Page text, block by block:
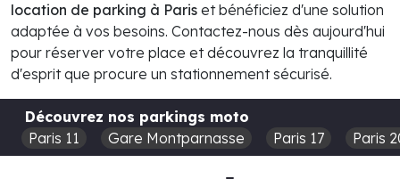
location de parking à Paris et bénéficiez d'une solution
adaptée à vos besoins. Contactez-nous dès aujourd'hui
pour réserver votre place et découvrez la tranquillité
d'esprit que procure un stationnement sécurisé.
Découvrez nos parkings moto
Paris 11
Gare Montparnasse Paris 17 Paris